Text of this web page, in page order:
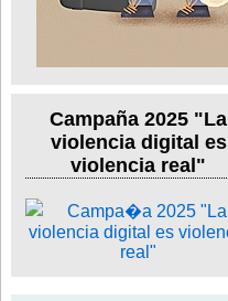
Campaña 2025 "La
violencia digital es
violencia real"